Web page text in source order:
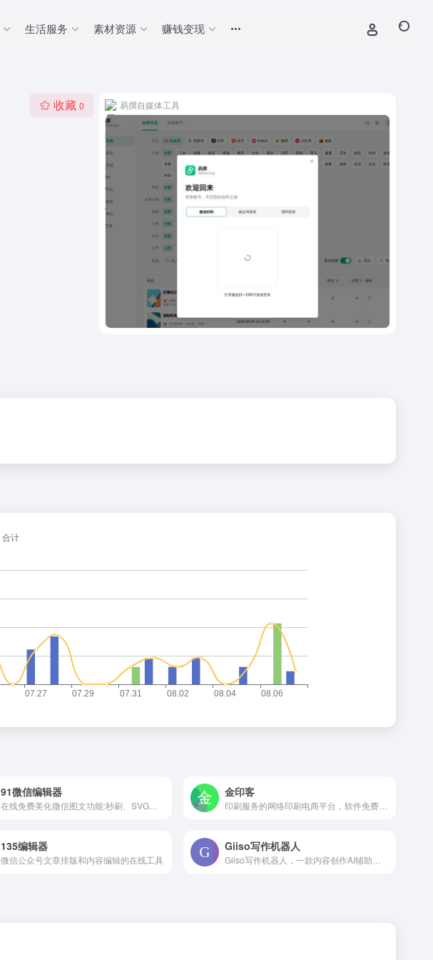
生活服务 素材资源 赚钱变现
收藏 0 易撰自媒体工具
91微信编辑器 金印客
135编辑器
微信公众号文章排版和内容编辑的在线工具
Giiso写作机器人